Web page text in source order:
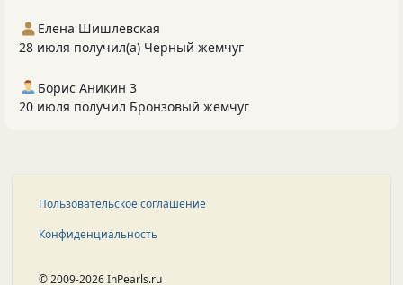
Елена Шишлевская
28 июля получил(а) Черный жемчуг
Борис Аникин 3
20 июля получил Бронзовый жемчуг
Пользовательское соглашение
Конфиденциальность
© 2009-2026 InPearls.ru